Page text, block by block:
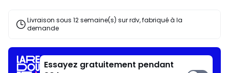
articles
au
J'en
profite
!
Livraison sous 12 semaine(s) sur rdv, fabriqué à la
demande
Essayez gratuitement pendant